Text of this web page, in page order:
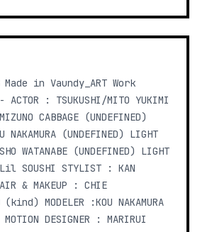
Made in Vaundy_ART Work
: TSUKUSHI/MITO YUKIMI
CABBAGE (UNDEFINED)
NAKAMURA (UNDEFINED) LIGHT
WATANABE (UNDEFINED) LIGHT
SOUSHI STYLIST : KAN
& MAKEUP : CHIE
MODELER :KOU NAKAMURA
MOTION DESIGNER : MARIRUI